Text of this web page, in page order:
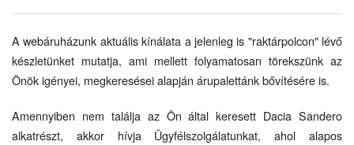
A webáruházunk aktuális kínálata a jelenleg is "raktárpolcon" lévő
készletünket mutatja, ami mellett folyamatosan törekszünk az
Önök igényei, megkeresései alapján árupalettánk bővítésére is.
Amennyiben nem találja az Ön által keresett Dacia Sandero
alkatrészt, akkor hívja Ügyfélszolgálatunkat, ahol alapos